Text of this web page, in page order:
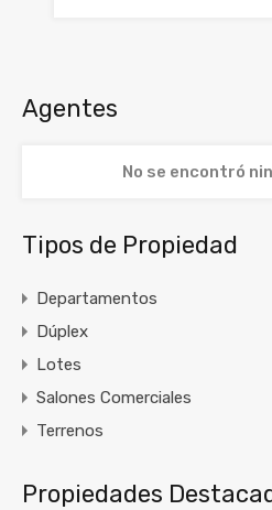
Agentes
No se encontró
Tipos de Propiedad
Departamentos
Dúplex
Lotes
Salones Comerciales
Terrenos
Propiedades